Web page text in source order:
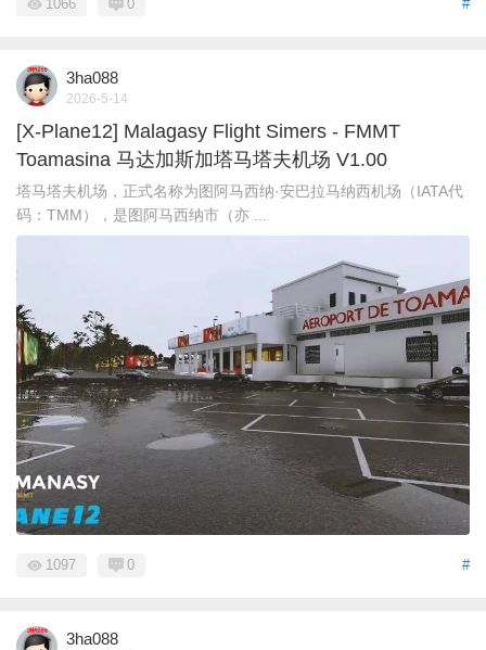
#
1066 0
3ha088
2026-5-14
[X-Plane12] Malagasy Flight Simers - FMMT
Toamasina 马达加斯加塔马塔夫机场 V1.00
塔马塔夫机场，正式名称为图阿马西纳·安巴拉马纳西机场（IATA代
码：TMM），是图阿马西纳市（亦 ...
#
1097 0
3ha088